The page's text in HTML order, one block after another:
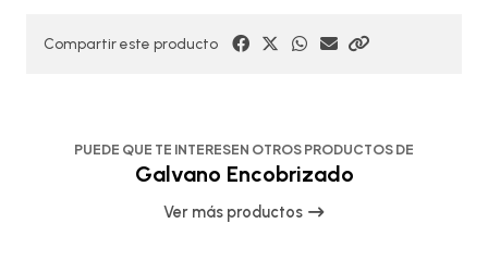
Compartir este producto
PUEDE QUE TE INTERESEN OTROS PRODUCTOS DE
Galvano Encobrizado
Ver más productos